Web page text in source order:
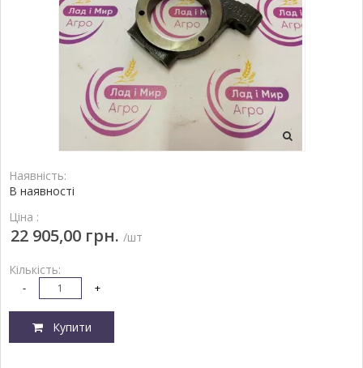
Наявність:
В наявності
Ціна :
22 905,00 грн. /шт
Кількість:
- +
Купити